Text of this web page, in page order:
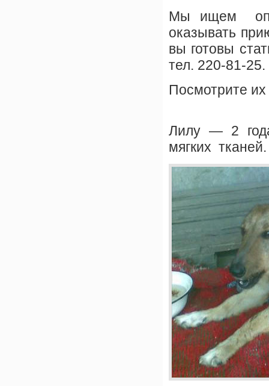
Мы ищем
оказывать
вы готовы
тел. 220-81-25.
Посмотрите
Лилу — 2
мягких тканей.